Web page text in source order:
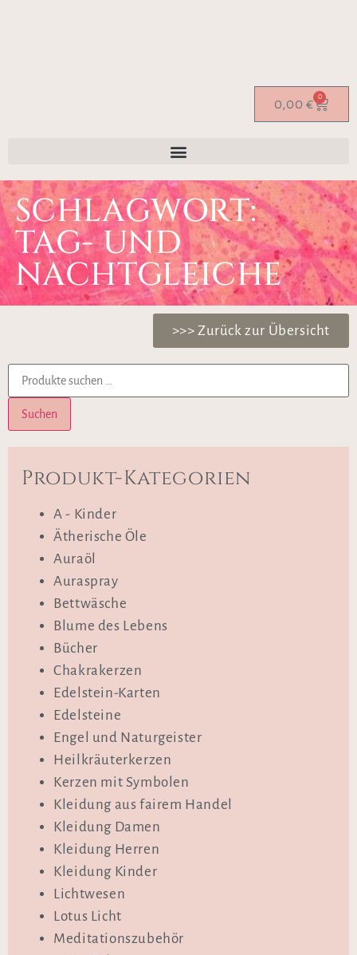
0,00 € 0
SCHLAGWORT:
TAG- UND
NACHTGLEICHE
>>> Zurück zur Übersicht
Suchen
Produkt-Kategorien
A - Kinder
Ätherische Öle
Auraöl
Auraspray
Bettwäsche
Blume des Lebens
Bücher
Chakrakerzen
Edelstein-Karten
Edelsteine
Engel und Naturgeister
Heilkräuterkerzen
Kerzen mit Symbolen
Kleidung aus fairem Handel
Kleidung Damen
Kleidung Herren
Kleidung Kinder
Lichtwesen
Lotus Licht
Meditationszubehör